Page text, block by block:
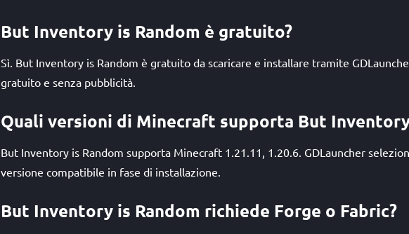
But Inventory is Random è gratuito?
Sì. But Inventory is Random è gratuito da scaricare e installare tramite
gratuito e senza pubblicità.
Quali versioni di Minecraft supporta But Inventory
But Inventory is Random supporta Minecraft 1.21.11, 1.20.6. GDLauncher
versione compatibile in fase di installazione.
But Inventory is Random richiede Forge o Fabric?